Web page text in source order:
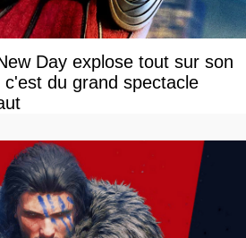
Day explose tout sur son
du grand spectacle